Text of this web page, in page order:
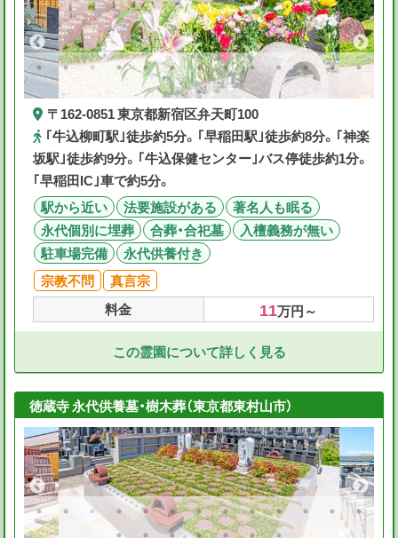
〒162-0851 東京都新宿区弁天町100
｢牛込柳町駅｣徒歩約5分。｢早稲田駅｣徒歩約8分。｢神楽
坂駅｣徒歩約9分。｢牛込保健センター｣バス停徒歩約1分。
｢早稲田IC｣車で約5分。
駅から近い
法要施設がある
著名人も眠る
永代個別に埋葬
合葬・合祀墓
入檀義務が無い
駐車場完備
永代供養付き
宗教不問
真言宗
料金
11万円～
この霊園について詳しく見る
徳蔵寺 永代供養墓・樹木葬（東京都東村山市）